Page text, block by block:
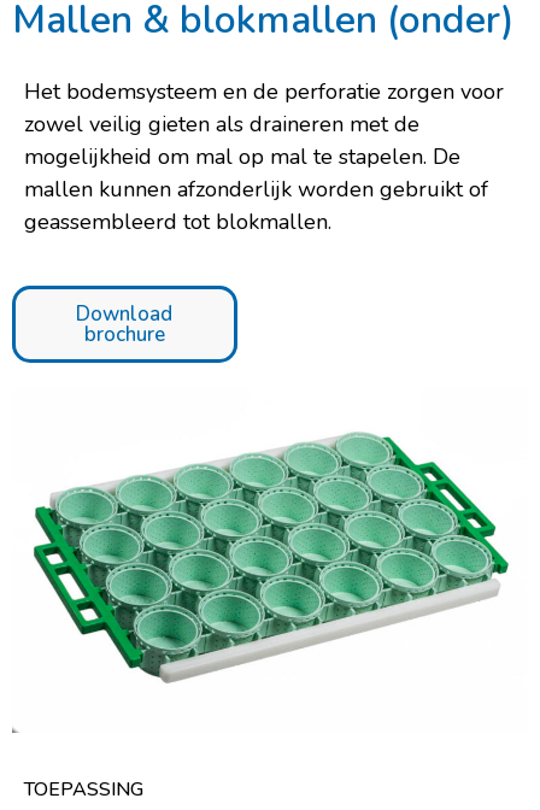
Mallen & blokmallen (onder)
Het bodemsysteem en de perforatie zorgen voor
zowel veilig gieten als draineren met de
mogelijkheid om mal op mal te stapelen. De
mallen kunnen afzonderlijk worden gebruikt of
geassembleerd tot blokmallen.
Download
brochure
TOEPASSING